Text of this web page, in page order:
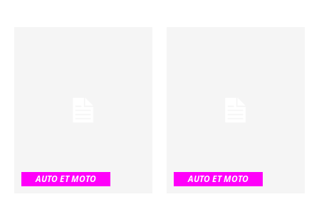
AUTO ET MOTO AUTO ET MOTO